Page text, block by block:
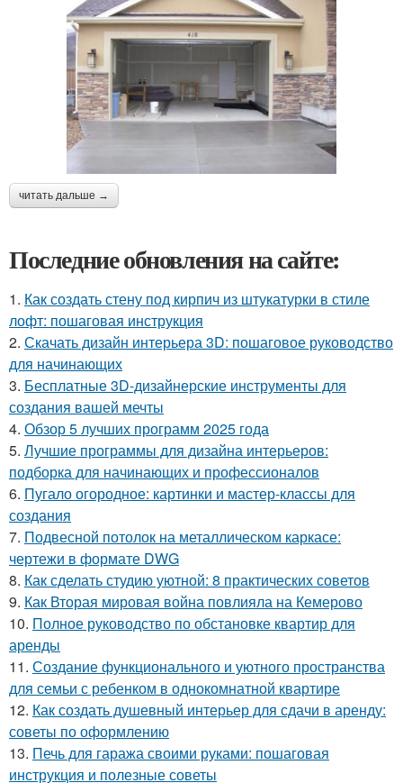
читать дальше →
Последние обновления на сайте:
1. Как создать стену под кирпич из штукатурки в стиле
лофт: пошаговая инструкция
2. Скачать дизайн интерьера 3D: пошаговое руководство
для начинающих
3. Бесплатные 3D-дизайнерские инструменты для
создания вашей мечты
4. Обзор 5 лучших программ 2025 года
5. Лучшие программы для дизайна интерьеров:
подборка для начинающих и профессионалов
6. Пугало огородное: картинки и мастер-классы для
создания
7. Подвесной потолок на металлическом каркасе:
чертежи в формате DWG
8. Как сделать студию уютной: 8 практических советов
9. Как Вторая мировая война повлияла на Кемерово
10. Полное руководство по обстановке квартир для
аренды
11. Создание функционального и уютного пространства
для семьи с ребенком в однокомнатной квартире
12. Как создать душевный интерьер для сдачи в аренду:
советы по оформлению
13. Печь для гаража своими руками: пошаговая
инструкция и полезные советы